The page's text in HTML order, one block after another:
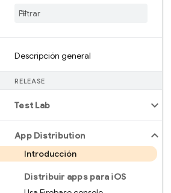
Descripción general
RELEASE
Test Lab
App Distribution
Introducción
Distribuir apps para iOS